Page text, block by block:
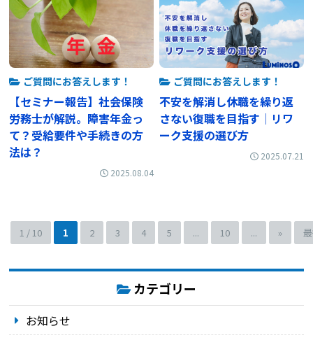
ご質問にお答えします！
【セミナー報告】社会保険
労務士が解説。障害年金っ
て？受給要件や手続きの方
法は？
2025.08.04
ご質問にお答えします！
不安を解消し休職を繰り返
さない復職を目指す│リワ
ーク支援の選び方
2025.07.21
1 / 10 1 2 3 4 5 ... 10 ... »
カテゴリー
お知らせ